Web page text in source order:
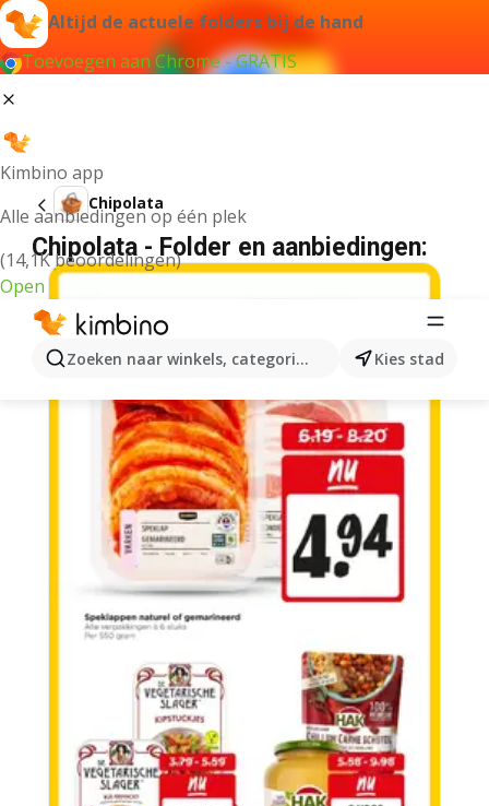
Altijd de actuele folders bij de hand
Toevoegen aan Chrome - GRATIS
Kimbino app
Alle aanbiedingen op één plek
(14,1K beoordelingen)
Open
Zoeken naar winkels, categorieën, producten...
Kies stad
Chipolata
Chipolata - Folder en aanbiedingen: